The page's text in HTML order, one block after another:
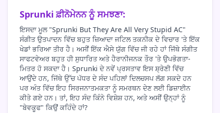
Sprunki ਫ਼ੀਨੋਮੇਨਨ ਨੂੰ ਸਮਝਣਾ:
ਇਸਦਾ ਮੂਲ "Sprunki But They Are All Very Stupid AC"
ਸੰਗੀਤ ਉਤਪਾਦਨ ਵਿੱਚ ਬਹੁਤ ਜ਼ਿਆਦਾ ਜਟਿਲ ਤਕਨੀਕ ਦੇ ਵਿਚਾਰ 'ਤੇ ਇੱਕ
ਖੇਡਾਂ ਭਰਿਆ ਤੀਰ ਹੈ। ਅਸੀਂ ਇੱਕ ਐਸੇ ਯੁੱਗ ਵਿੱਚ ਜੀ ਰਹੇ ਹਾਂ ਜਿੱਥੇ ਸੰਗੀਤ
ਸਾਫਟਵੇਅਰ ਬਹੁਤ ਹੀ ਸੁਧਾਰਿਤ ਅਤੇ ਹੈਰਾਨੀਜਨਕ ਤੌਰ 'ਤੇ ਉਪਭੋਗਤਾ-
ਮਿਤਰ ਹੋ ਸਕਦਾ ਹੈ। Sprunki ਦੇ ਨਵੇਂ ਪ੍ਰਸਤਾਵ ਇਸ ਸ਼੍ਰੇਣੀ ਵਿੱਚ
ਆਉਂਦੇ ਹਨ, ਜਿੱਥੇ ਉੱਚ ਪੱਧਰ ਦੇ ਸੰਦ ਪਹਿਲਾਂ ਦਿਲਚਸਪ ਲੱਗ ਸਕਦੇ ਹਨ
ਪਰ ਅੰਤ ਵਿੱਚ ਇਹ ਸਿਰਜਨਾਤਮਕਤਾ ਨੂੰ ਸਮਰਥਨ ਦੇਣ ਲਈ ਡਿਜ਼ਾਈਨ
ਕੀਤੇ ਗਏ ਹਨ। ਤਾਂ, ਇਹ ਸੰਦ ਕਿੰਨੇ ਵਿਸ਼ੇਸ਼ ਹਨ, ਅਤੇ ਅਸੀਂ ਉਨ੍ਹਾਂ ਨੂੰ
"ਬੇਵਕੂਫ" ਕਿਉਂ ਕਹਿੰਦੇ ਹਾਂ?